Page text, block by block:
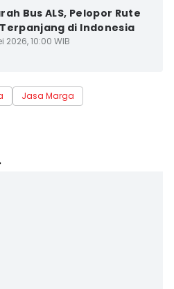
Bus ALS, Pelopor Rute
di Indonesia
2026, 10:00 WIB
Jasa Marga